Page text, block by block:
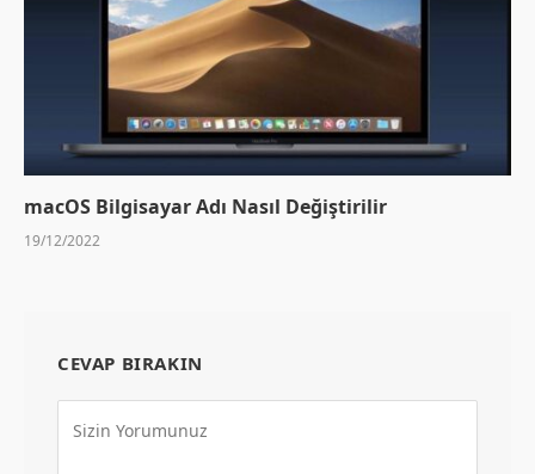
macOS Bilgisayar Adı Nasıl Değiştirilir
19/12/2022
CEVAP BIRAKIN